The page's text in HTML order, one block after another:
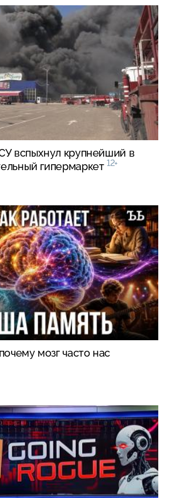
вспыхнул крупнейший в
гипермаркет 12+
мозг часто нас